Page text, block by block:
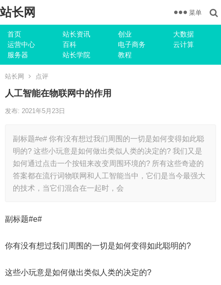
站长网
首页 站长资讯 创业
大数据
运营中心
百科 电子商务
云计算
服务器
站长学院 教程
菜单
站长网 点评
人工智能在物联网中的作用
发布: 2021年5月23日
副标题#e# 你有没有想过我们周围的一切是如何变得如此聪
明的? 这些小玩意是如何做出类似人类的决定的? 我们又是
如何通过点击一个按钮来改变周围环境的? 所有这些奇迹的
答案都在流行词物联网和人工智能当中，它们是当今最强大
的技术，当它们混合在一起时，会
副标题#e#
你有没有想过我们周围的一切是如何变得如此聪明的?
这些小玩意是如何做出类似人类的决定的?